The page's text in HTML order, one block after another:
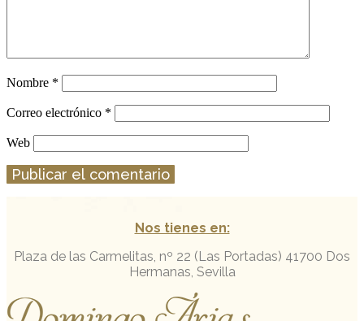
Nombre *
Correo electrónico *
Web
Nos tienes en:
Plaza de las Carmelitas, nº 22 (Las Portadas) 41700 Dos
Hermanas, Sevilla